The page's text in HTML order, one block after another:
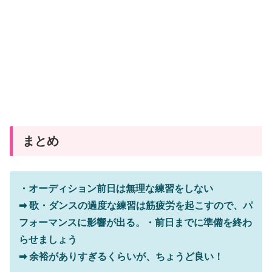
まとめ
・ オーディション前日は無理な練習をしない
➡ 歌・ダンスの過度な練習は筋疲労を起こすので、パ
フォーマンスに影響が出る。
・前日までに準備を終わ
らせましょう
➡ 余裕がありすぎるくらいが、ちょうど良い！